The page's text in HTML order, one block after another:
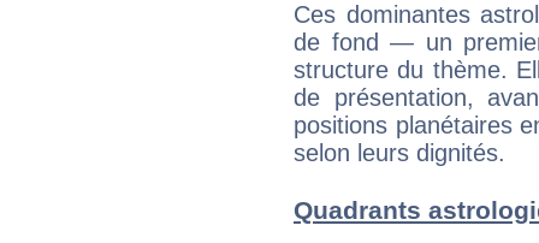
Ces dominantes
de fond — un
structure du thème.
de présentation,
positions planétaires
selon leurs dignités.
Quadrants